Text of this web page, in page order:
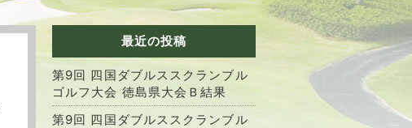
最近の投稿
第9回 四国ダブルススクランブル
ゴルフ大会 徳島県大会Ｂ結果
第9回 四国ダブルススクランブル